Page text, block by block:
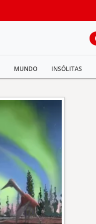
MUNDO INSÓLITAS